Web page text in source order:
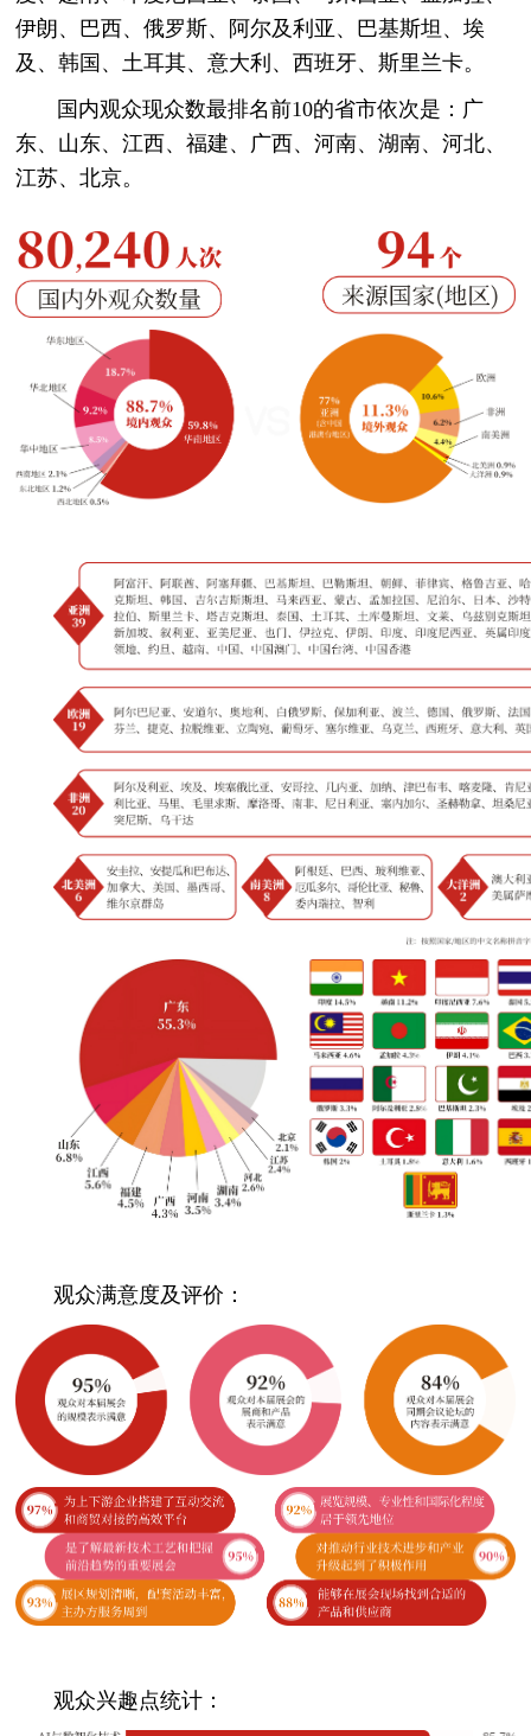
伊朗、巴西、俄罗斯、阿尔及利亚、巴基斯坦、埃
及、韩国、土耳其、意大利、西班牙、斯里兰卡。
国内观众现众数最排名前10的省市依次是：广
东、山东、江西、福建、广西、河南、湖南、河北、
江苏、北京。
观众满意度及评价：
观众兴趣点统计：